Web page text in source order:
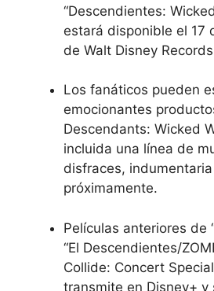
“Descendientes:
estará disponible el 17
de Walt Disney
Los fanáticos pueden
emocionantes
Descendants: Wicked
incluida una línea de
disfraces,
próximamente.
Películas anteriores de
“El Descendientes/
Collide: Concert
transmite en Disney+ y